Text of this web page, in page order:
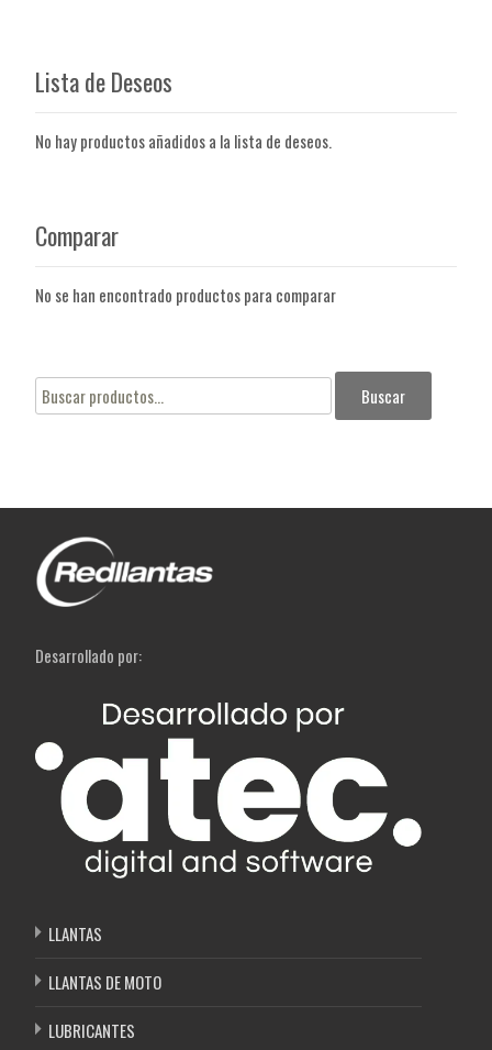
Lista de Deseos
No hay productos añadidos a la lista de deseos.
Comparar
No se han encontrado productos para comparar
Buscar
por:
Buscar
Desarrollado por:
LLANTAS
LLANTAS DE MOTO
LUBRICANTES